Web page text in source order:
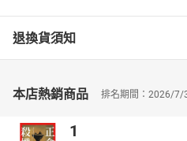
退換貨須知
本店熱銷商品 排名期間：2026/7/
1